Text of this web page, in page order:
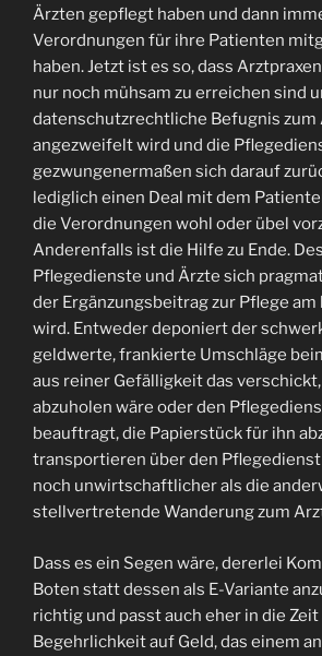
Ärzten gepflegt haben und dann
Verordnungen für ihre Patienten
haben. Jetzt ist es so, dass
nur noch mühsam zu erreichen sind
datenschutzrechtliche Befugnis zum
angezweifelt wird und die
gezwungenermaßen sich darauf
lediglich einen Deal mit dem
die Verordnungen wohl oder übel
Anderenfalls ist die Hilfe zu Ende.
Pflegedienste und Ärzte sich
der Ergänzungsbeitrag zur Pflege
wird. Entweder deponiert der
geldwerte, frankierte Umschläge
aus reiner Gefälligkeit das
abzuholen wäre oder den
beauftragt, die Papierstück für ihn
transportieren über den
noch unwirtschaftlicher als die
stellvertretende Wanderung zum
Dass es ein Segen wäre, dererlei
Boten statt dessen als E-Variante
richtig und passt auch eher in die Zeit
Begehrlichkeit auf Geld, das einem